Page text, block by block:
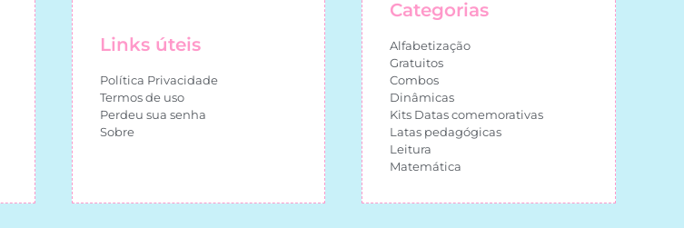
Links úteis
Política Privacidade
Termos de uso
Perdeu sua senha
Sobre
Categorias
Alfabetização
Gratuitos
Combos
Dinâmicas
Kits Datas comemorativas
Latas pedagógicas
Leitura
Matemática